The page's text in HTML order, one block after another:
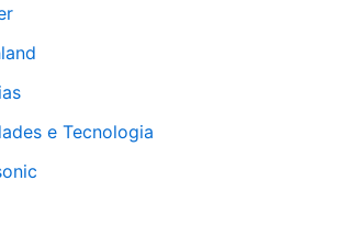
e Tecnologia